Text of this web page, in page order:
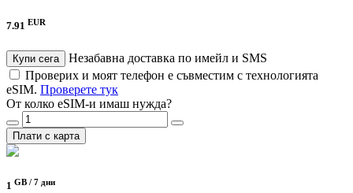
7.91 EUR
Купи сега
Незабавна доставка по имейл и SMS
Проверих и моят телефон е съвместим с технологията
eSIM. Проверете тук
От колко eSIM-и имаш нужда?
Плати с карта
1 GB / 7 дни